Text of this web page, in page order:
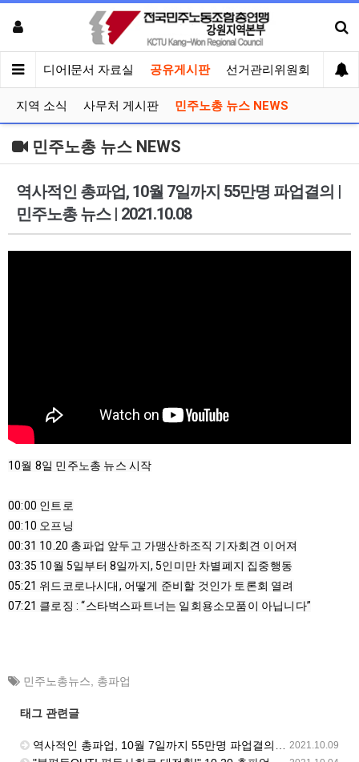
견 미디어|문서 자료실 공유게시판 선거관리위원회
지역 소식 사무처 게시판 민주노총 뉴스 NEWS
민주노총 뉴스 NEWS
역사적인 총파업, 10월 7일까지 55만명 파업결의 |
민주노총 뉴스 | 2021.10.08
10월 8일 민주노총 뉴스 시작
00:00
00:10
00:31
03:35
05:21
07:21 클로징 : “스타벅스파트너는 일회용소모품이 아닙니다”
민주노총뉴스 총파업
태그 관련글
2021.10.09
역사적인 총파업, 10월 7일까지 55만명 파업결의 | 민주노총 뉴스 | 2021.10.08